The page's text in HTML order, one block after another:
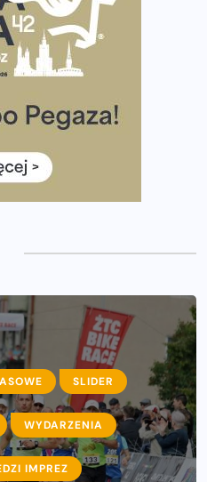
pobiegło dla Bohaterów!
się w bieganiu?
które warto włączyć do
się na weekend z
Warszawskiego.
uczestników
SLIDER
WYDARZENIA
IMPREZ
INFORMACJE PRASOWE
WYDARZENIA